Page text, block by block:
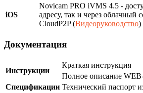
iOS
Novicam PRO iVMS 4.5 -
адресу, так и через облачный
CloudP2P (Видеоруководство)
Документация
Инструкции
Краткая инструкция
Полное описание
Спецификации Технический паспорт